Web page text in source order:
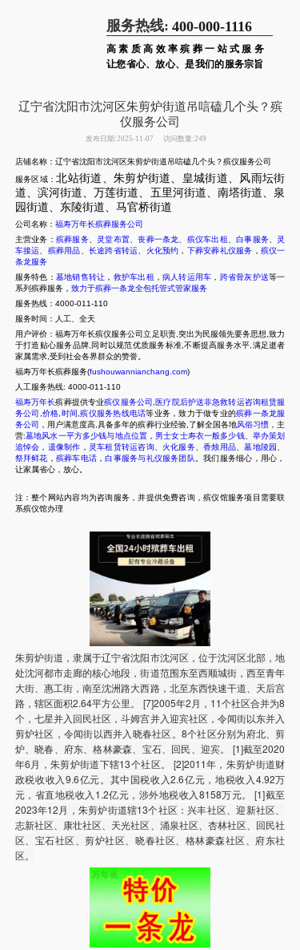
服务热线: 400-000-1116
高素质高效率殡葬一站式服务
让您省心、放心、是我们的服务宗旨
辽宁省沈阳市沈河区朱剪炉街道吊唁磕几个头？殡
仪服务公司
发布日期:2025-11-07 访问数量:249
店铺名称：辽宁省沈阳市沈河区朱剪炉街道吊唁磕几个头？殡仪服务公司
服务区域：北站街道、朱剪炉街道、皇城街道、风雨坛街
道、滨河街道、万莲街道、五里河街道、南塔街道、泉
园街道、东陵街道、马官桥街道
公司名称： 福寿万年长殡葬服务公司
主营业务： 殡葬服务、 灵堂布置 、丧葬一条龙 殡仪车出租 、白事服务
灵
车接运
殡葬用品 长途跨省转运 火化预约 ， 下葬安葬礼仪服务 ， 殡仪一
条龙服务
服务特色： 墓地销售转让 ， 救护车出租 ， 病人转运用车 ， 跨省骨灰护送等一
系列殡葬服务， 致力于殡葬一条龙全包托管式管家服务
服务热线：4000-011-110
服务时间：人工、全天
用户评价：福寿万年长殡仪服务公司立足职责,突出为民服领先要务思想,致力
于打造贴心服务品牌,同时以规范优质服务标准,不断提高服务水平,满足逝者
家属需求,受到社会各界群众的赞誉。
福寿万年长殡葬服务(fushouwannianchang.com)
人工服务热线: 4000-011-110
福寿万年长殡葬提供专业殡仪服务公司 医疗院后护送非急救转运咨询租赁服
务公司 价格 时间 殡仪服务热线电话等业务，致力于做专业的殡葬一条龙服
务公司
，用户满意度高,具备多年的殡葬行业经验,了解全国各地风俗习惯 ，主
营:墓地风水一平方多少钱与地点位置 ， 男士女士寿衣一般多少钱、 举办策划
追悼会 ， 遗像制作 ， 灵车租赁转运咨询、 火化服务、香烛用品 、墓地陵园
祭拜鲜花 ， 殡葬车电话 ，白事服务与礼仪服务团队
。我们服务细心，用心，
让家属省心，放心。
注：整个网站内容均为咨询服务，并提供免费咨询，殡仪馆服务项目需要联
系殡仪馆办理
朱剪炉街道，隶属于辽宁省沈阳市沈河区，位于沈河区北部，地
处沈河都市走廊的核心地段，街道范围东至西顺城街，西至青年
大街、惠工街，南至沈洲路大西路，北至东西快速干道、天后宫
路，辖区面积2.64平方公里。 [7]2005年2月，11个社区合并为8
个，七星并入回民社区，斗姆宫并入迎宾社区，令闻街以东并入
剪炉社区，令闻街以西并入晓春社区。8个社区分别为府北、剪
炉、晓春、府东、格林豪森、宝石、回民、迎宾。 [1]截至2020
年6月，朱剪炉街道下辖13个社区。 [2]2011年，朱剪炉街道财
政税收收入9.6亿元。其中国税收入2.6亿元，地税收入4.92万
元，省直地税收入1.2亿元，涉外地税收入8158万元。 [1]截至
2023年12月，朱剪炉街道辖13个社区：兴丰社区、迎新社区、
志新社区、康壮社区、天光社区、涌泉社区、杏林社区、回民社
区、宝石社区、剪炉社区、晓春社区、格林豪森社区、府东社
区。